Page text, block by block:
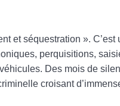
et séquestration ».
perquisitions,
Des mois de
croisant